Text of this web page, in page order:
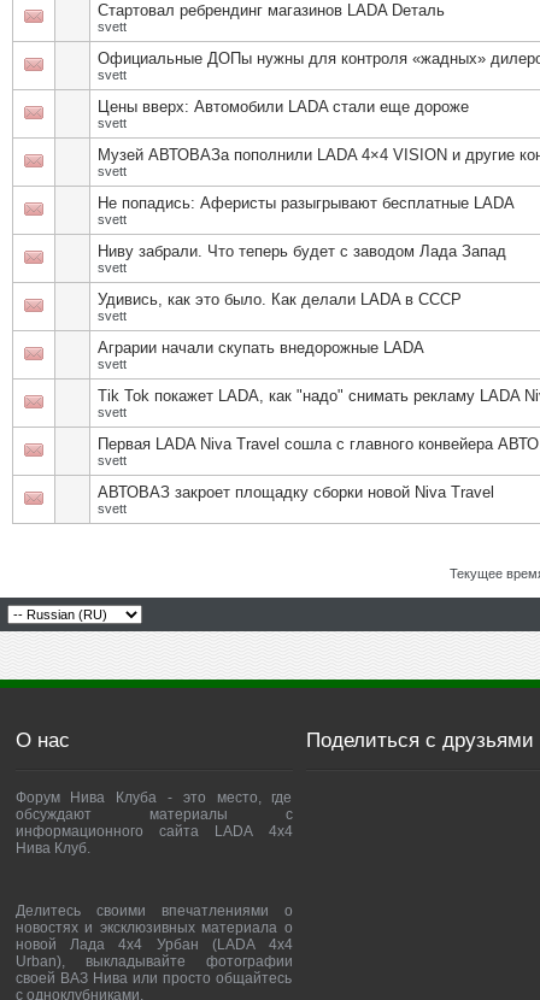
Стартовал ребрендинг магазинов LADA Dеталь
svett
Официальные ДОПы нужны для контроля «жадных»
svett
Цены вверх: Автомобили LADA стали еще дороже
svett
Музей АВТОВАЗа пополнили LADA 4×4 VISION и другие
svett
Не попадись: Аферисты разыгрывают бесплатные LADA
svett
Ниву забрали. Что теперь будет с заводом Лада Запад
svett
Удивись, как это было. Как делали LADA в СССР
svett
Аграрии начали скупать внедорожные LADA
svett
Tik Tok покажет LADA, как "надо" снимать рекламу LADA
svett
Первая LADA Niva Travel сошла с главного конвейера
svett
АВТОВАЗ закроет площадку сборки новой Niva Travel
svett
Текущее
О нас
Форум Нива Клуба - это место, где
обсуждают материалы с
информационного сайта LADA 4x4
Нива Клуб.
Делитесь своими впечатлениями о
новостях и эксклюзивных материала о
новой Лада 4х4 Урбан (LADA 4x4
Urban), выкладывайте фотографии
своей ВАЗ Нива или просто общайтесь
с одноклубниками.
Поделиться с друзьями